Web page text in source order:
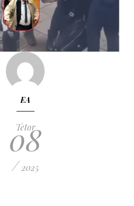
EA
Tetor
08
/ 2025